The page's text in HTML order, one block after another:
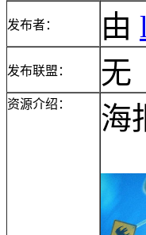
发布者： 由
发布联盟： 无
资源介绍： 海